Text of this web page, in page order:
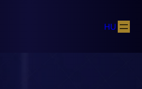
HU